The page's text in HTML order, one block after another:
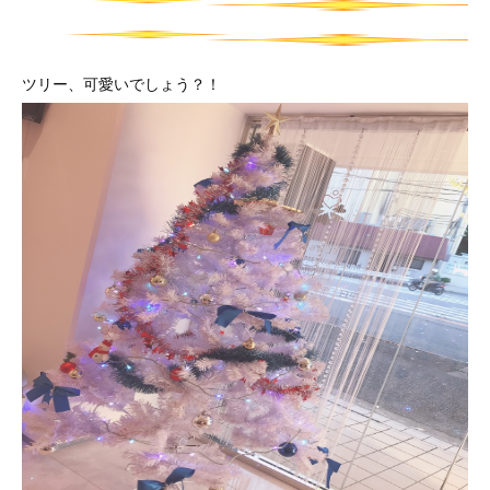
ツリー、可愛いでしょう？！